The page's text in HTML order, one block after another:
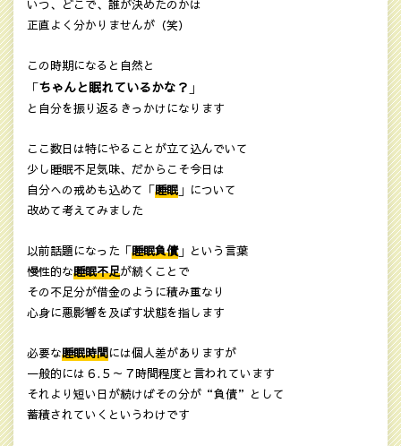
いつ、どこで、誰が決めたのかは
正直よく分かりませんが（笑）
この時期になると自然と
「ちゃんと眠れているかな？ 」
と自分を振り返るきっかけになります
ここ数日は特にやることが立て込んでいて
少し睡眠不足気味、だからこそ今日は
自分への戒めも込めて「睡眠 」について
改めて考えてみました
以前話題になった「睡眠負債」という言葉
慢性的な睡眠不足が続くことで
その不足分が借金のように積み重なり
心身に悪影響を及ぼす状態を指します
必要な睡眠時間には個人差がありますが
一般的には６.５～７時間程度と言われています
それより短い日が続けばその分が“負債”として
蓄積されていくというわけです